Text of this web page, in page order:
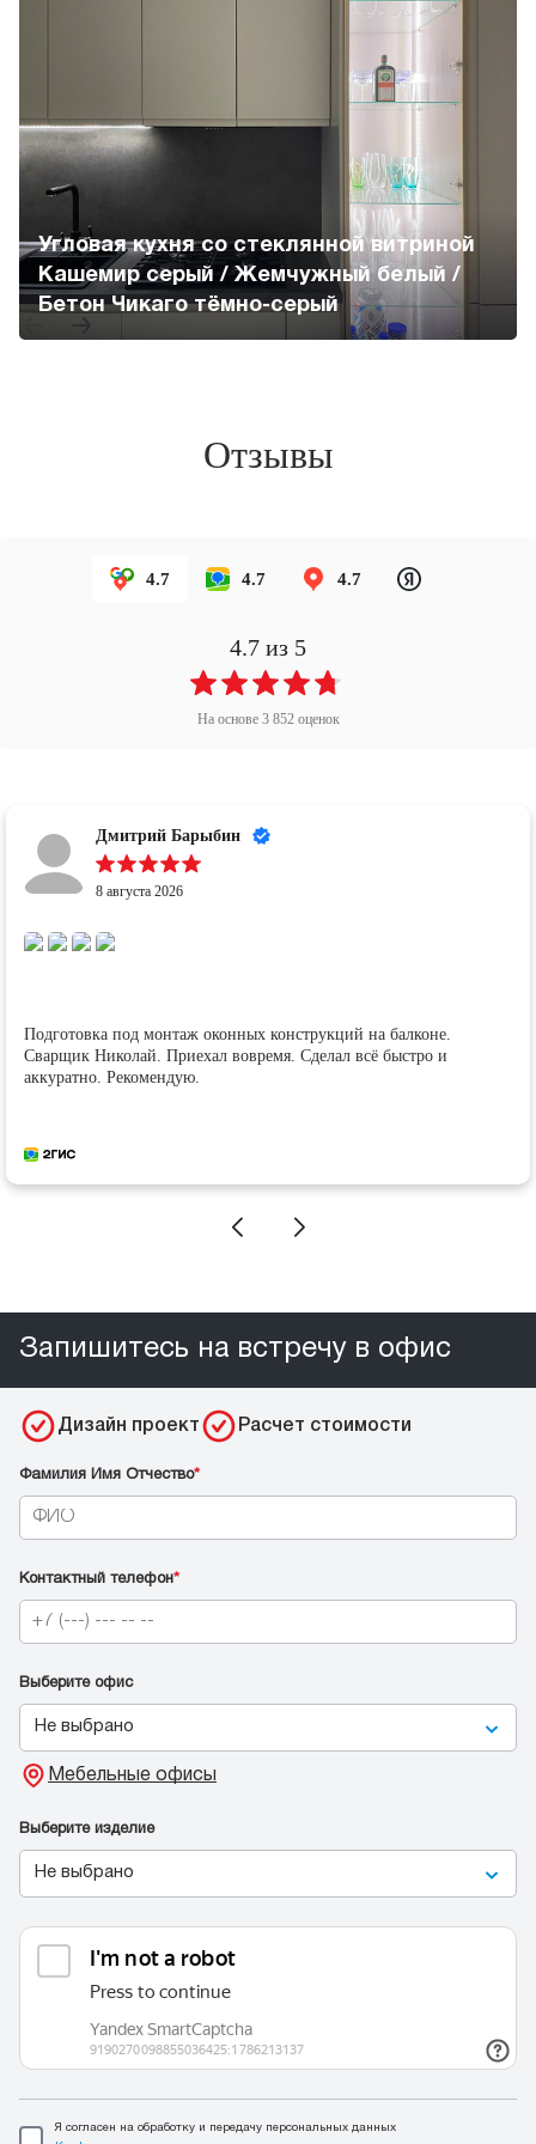
Угловая кухня со стеклянной витриной
Кашемир серый / Жемчужный белый /
Бетон Чикаго тёмно-серый
Отзывы
4.7 4.7 4.7
4.7 из 5
На основе 3 852оценок
Дмитрий Барыбин
8 августа 2026
Подготовка под монтаж оконных конструкций на балконе.
Сварщик Николай. Приехал вовремя. Сделал всё быстро и
аккуратно. Рекомендую.
Запишитесь на встречу в офис
Дизайн проект Расчет стоимости
Фамилия Имя Отчество*
Контактный телефон*
Выберите офис
Не выбрано
Мебельные офисы
Выберите изделие
Не выбрано
Я согласен на обработку и передачу персональных данных